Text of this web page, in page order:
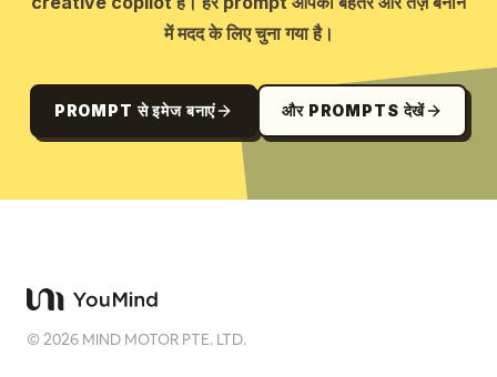
में मदद के लिए चुना गया है।
PROMPT से इमेज बनाएं और PROMPTS देखें
©2026 MIND MOTOR PTE. LTD.